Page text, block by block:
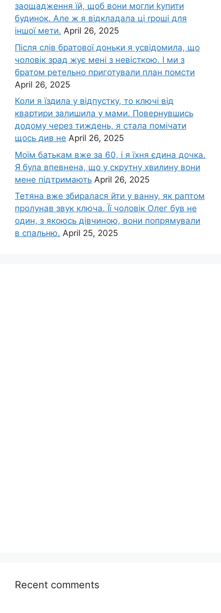
заощадження їй, щоб вони могли kупити
будинок. Але ж я відкладала ці rроші для
іншої мети. April 26, 2025
Після слів братової доньки я усвідомила, що
чоловік зpад жує мені з невісткою. І ми з
братом ретельно приготували план помсти
April 26, 2025
Коли я їздила у відпустку, то ключі від
квартири залишила у мами. Повернувшись
додому через тиждень, я стала помічати
щось див не April 26, 2025
Моїм батькам вже за 60, і я їхня єдина дочка.
Я була впевнена, що у скрутну хвилину вони
мене підтримають April 26, 2025
Тетяна вже збиралася йти у ванну, як раптом
пролунав звук ключа. Її чоловік Олег був не
один, з якоюсь дівчиною, вони попрямували
в спальню. April 25, 2025
Recent comments